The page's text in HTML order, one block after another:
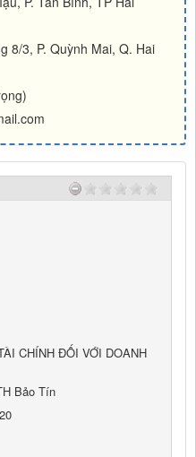
8/3, P. Quỳnh Mai, Q. Hai
CHÍNH ĐỐI VỚI DOANH
Bảo Tín